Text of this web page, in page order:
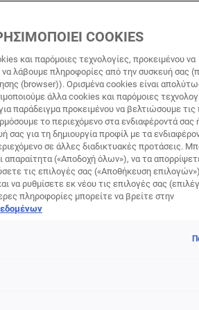
Ποια σου
είναι ένα από τα πιο ευέλικτα
του που την κολακεύει, τη
COOKIES
και παρόμοιες τεχνολογίες, προκειμένου να
λάβουμε πληροφορίες από την συσκευή σας
(browser)). Ορισμένα cookies είναι
άλλα cookies και παρόμοιες
παράδειγμα προκειμένου να βελτιώσουμε τις
το περιεχόμενο στα ενδιαφέροντά σας
για τη δημιουργία προφίλ με τα
σε άλλες διαδικτυακές προτάσεις.
απαραίτητα («Αποδοχή όλων»), να τα
τις επιλογές σας («Αποθήκευση
να ρυθμίσετε εκ νέου τις επιλογές σας
πληροφορίες μπορείτε να βρείτε στην